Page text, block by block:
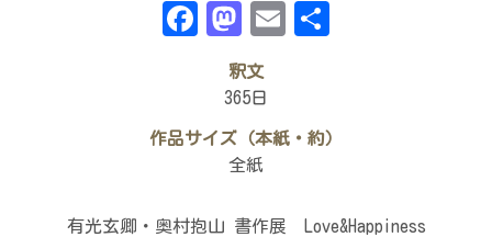
Facebook Mastodon Email
釈文
365日
作品サイズ（本紙・約）
全紙
有光玄卿・奥村抱山 書作展 Love&Happiness